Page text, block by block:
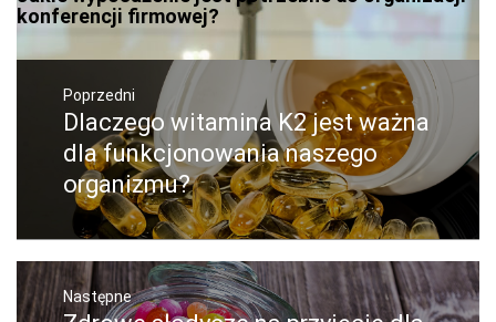
konferencji firmowej?
Nawigacja
wpisuPoprzedni
Poprzedni
wpis:
Dlaczego witamina K2 jest ważna
dla funkcjonowania naszego
organizmu?
Następne